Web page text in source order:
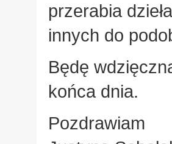
przerabia
innych do
Będę
końca dnia.
Pozdrawiam